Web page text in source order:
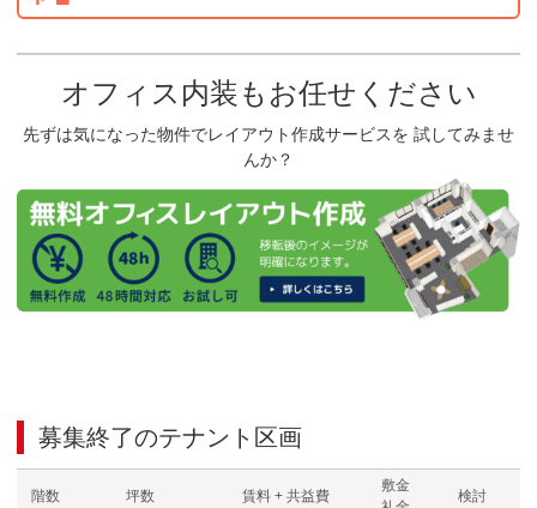
オフィス内装もお任せください
先ずは気になった物件でレイアウト作成サービスを 試してみませ
んか？
募集終了のテナント区画
階数 坪数 賃料 + 共益費
敷金
検討